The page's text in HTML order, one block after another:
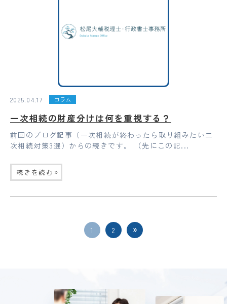
2025.04.17 コラム
一次相続の財産分けは何を重視する？
前回のブログ記事（一次相続が終わったら取り組みたい二
次相続対策3選）からの続きです。 （先にこの記...
続きを読む »
1 2